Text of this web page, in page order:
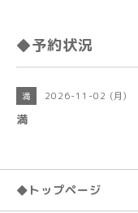
◆予約状況
満 2026-11-02 (月)
満
◆トップページ